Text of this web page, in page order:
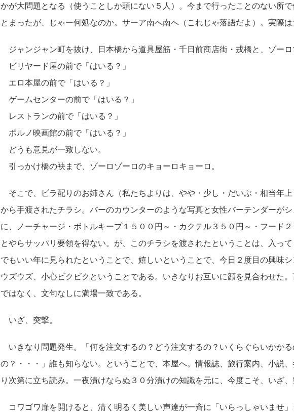
かが大問題となる（使うことしか頭にない５人）。今まで行ったことのない所
とまったが、じゃー何処なのか。サーア南へ南へ（これじゃ落語だよ）。実際は
ジャンジャン町を抜け、日本橋から道具屋筋・千日前商店街・戎橋と、ゾーロ
ビリヤード屋の前で「はいる？」
エロ本屋の前で「はいる？」
ゲームセンターの前で「はいる？」
レストランの前で「はいる？」
ポルノ映画館の前で「はいる？」
どうも意見が一致しない。
引っかけ橋の袂まで、ゾーロゾーロのキョーロキョーロ。
そこで、ビラ配りのお姉さん（私たちよりは、やや・少し・だいぶ・相当年上
から手渡されたチラシ。バーのカウンターのような写真と女性バーテンダーが
に、ノーチャージ・ボトルキープ１５００円～・カクテル３５０円～・フード
とやらサッパリ要領を得ない。が、このチラシを渡されたということは、入っ
でもいい年に見られたということで、嬉しいということで、今日２度目の興味
ウズウズ、小心ビクビクということである。いきなりお互いに顔を見合わせた
ではなく、文句なしに満場一致である。
いざ、突撃。
いきなり問題発生。「何を注文するの？どう注文するの？いくらぐらいかかる
の？・・・」誰も知らない。ということで、本屋へ。情報誌、旅行案内、小説
り次第に立ち読み。一夜漬けならぬ３０分漬けの知識を元に、今度こそ、いざ、
コワゴワ扉を開けると、清く明るく美しい声達が一斉に「いらっしゃいませ